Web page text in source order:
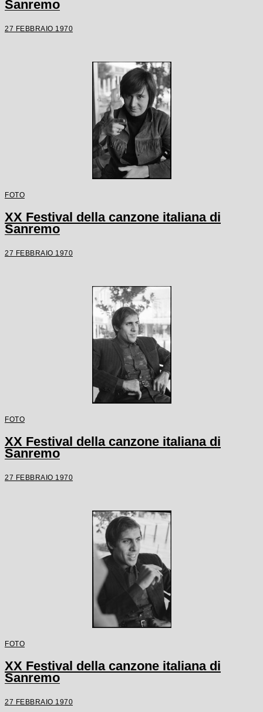
Sanremo
27 FEBBRAIO 1970
FOTO
XX Festival della canzone italiana di
Sanremo
27 FEBBRAIO 1970
FOTO
XX Festival della canzone italiana di
Sanremo
27 FEBBRAIO 1970
FOTO
XX Festival della canzone italiana di
Sanremo
27 FEBBRAIO 1970